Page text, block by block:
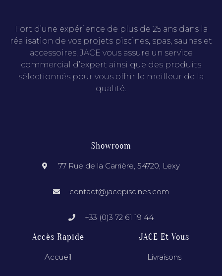
Fort d’une expérience de plus de 25 ans dans la
réalisation de vos projets piscines, spas, saunas et
accessoires, JACE vous assure un service
commercial d’expert ainsi que des produits
sélectionnés pour vous offrir le meilleur de la
qualité.
Showroom
77 Rue de la Carrière, 54720, Lexy
contact@jacepiscines.com
+33 (0)3 72 61 19 44
Accès Rapide
Accueil
JACE Et Vous
Livraisons